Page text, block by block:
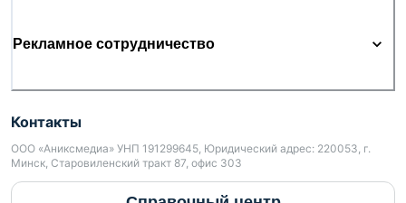
Рекламное сотрудничество
Контакты
ООО «Аниксмедиа» УНП 191299645, Юридический адрес: 220053, г.
Минск, Старовиленский тракт 87, офис 303